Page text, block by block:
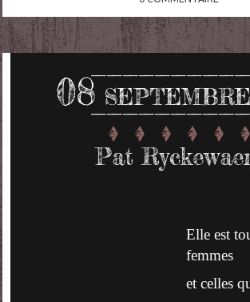
08
Pat
Elle est
femmes
et celles